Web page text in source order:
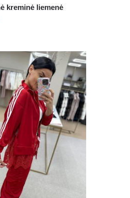
kreminė liemenė